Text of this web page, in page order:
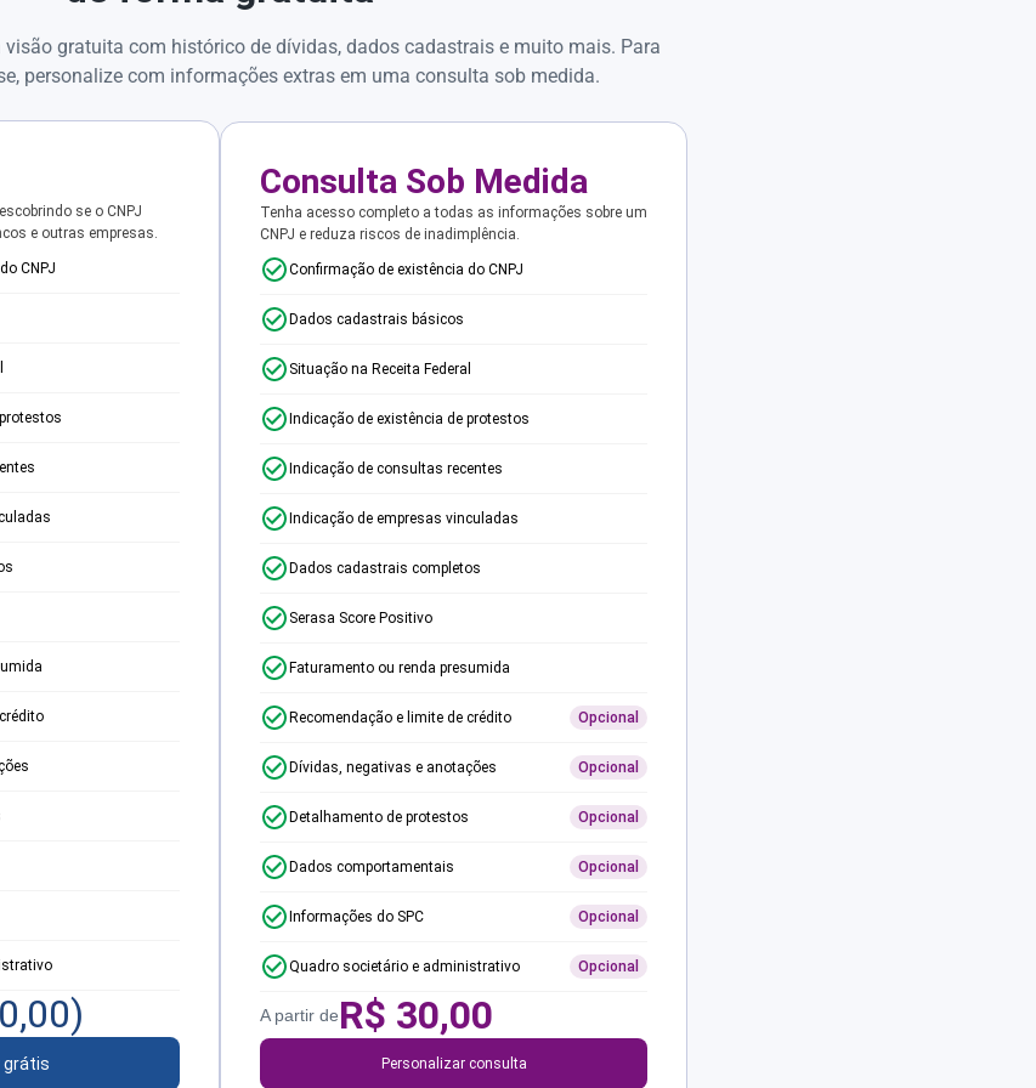
visão gratuita com histórico de dívidas, dados cadastrais e muito mais. Para
personalize com informações extras em uma consulta sob medida.
se o CNPJ
e outras empresas.
CNPJ
0,00)
grátis
Consulta Sob Medida
Tenha acesso completo a todas as informações sobre um
CNPJ e reduza riscos de inadimplência.
Confirmação de existência do CNPJ
Dados cadastrais básicos
Situação na Receita Federal
Indicação de existência de protestos
Indicação de consultas recentes
Indicação de empresas vinculadas
Dados cadastrais completos
Serasa Score Positivo
Faturamento ou renda presumida
Recomendação e limite de crédito Opcional
Dívidas, negativas e anotações Opcional
Detalhamento de protestos Opcional
Dados comportamentais Opcional
Informações do SPC Opcional
Quadro societário e administrativo Opcional
A partir deR$ 30,00
Personalizar consulta